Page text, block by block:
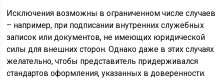
Исключения возможны в ограниченном числе случаев
– например, при подписании внутренних служебных
записок или документов, не имеющих юридической
силы для внешних сторон. Однако даже в этих случаях
желательно, чтобы представитель придерживался
стандартов оформления, указанных в доверенности.